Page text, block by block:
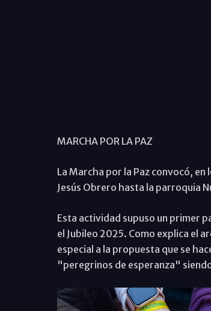
MARCHA POR LA PAZ
La Marcha por la Paz convocó,
Jesús Obrero hasta la parroquia
Esta actividad supuso un primer
el Jubileo 2025. Como explica el
especial a la propuesta que se
"peregrinos de esperanza"